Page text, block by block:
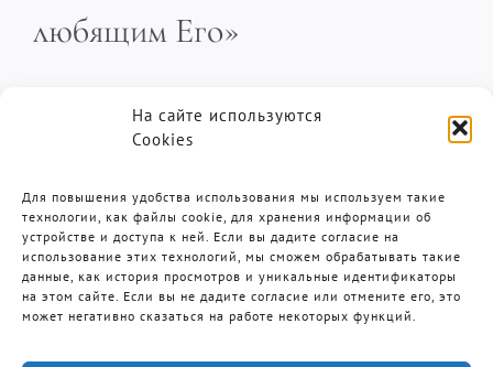
На сайте используются
Cookies
Для повышения удобства использования мы используем такие
технологии, как файлы cookie, для хранения информации об
устройстве и доступа к ней. Если вы дадите согласие на
использование этих технологий, мы сможем обрабатывать такие
данные, как история просмотров и уникальные идентификаторы
на этом сайте. Если вы не дадите согласие или отмените его, это
может негативно сказаться на работе некоторых функций.
1 Кор. 2:9
Пастор Дэнис Реннер
Итак, идите, и научите все народы…
…и се, Я с вами во все дни до скончания
века.